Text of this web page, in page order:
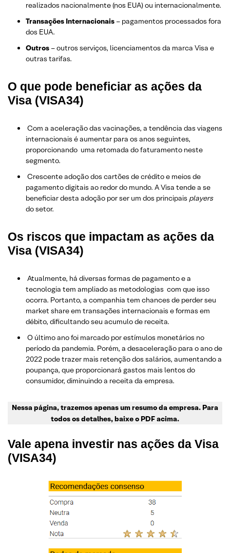
realizados nacionalmente (nos EUA) ou internacionalmente.
Transações Internacionais – pagamentos processados fora
dos EUA.
Outros – outros serviços, licenciamentos da marca Visa e
outras tarifas.
O que pode beneficiar as ações da
Visa (VISA34)
Com a aceleração das vacinações, a tendência das viagens
internacionais é aumentar para os anos seguintes,
proporcionando uma retomada do faturamento neste
segmento.
Crescente adoção dos cartões de crédito e meios de
pagamento digitais ao redor do mundo. A Visa tende a se
beneficiar desta adoção por ser um dos principais players
do setor.
Os riscos que impactam as ações da
Visa (VISA34)
Atualmente, há diversas formas de pagamento e a
tecnologia tem ampliado as metodologias com que isso
ocorra. Portanto, a companhia tem chances de perder seu
market share em transações internacionais e formas em
débito, dificultando seu acumulo de receita.
O último ano foi marcado por estímulos monetários no
período da pandemia. Porém, a desaceleração para o ano de
2022 pode trazer mais retenção dos salários, aumentando a
poupança, que proporcionará gastos mais lentos do
consumidor, diminuindo a receita da empresa.
Nessa página, trazemos apenas um resumo da empresa. Para
todos os detalhes, baixe o PDF acima.
Vale apena investir nas ações da Visa
(VISA34)